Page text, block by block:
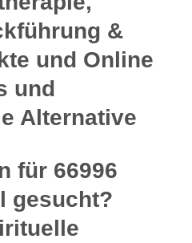
&
und Online
und
Alternative
für 66996
gesucht?